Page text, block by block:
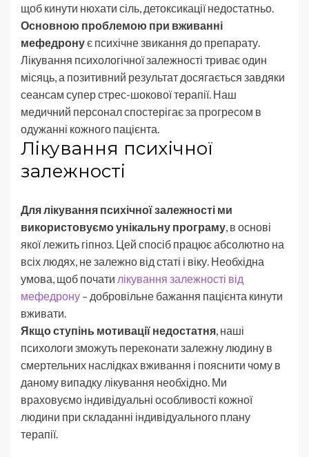
щоб кинути нюхати сіль, детоксикації недостатньо.
Основною проблемою при вживанні
мефедронує психічне звикання до препарату.
Лікування психологічної залежності триває один
місяць, а позитивний результат досягається завдяки
сеансам супер стрес-шокової терапії. Наш
медичний персонал спостерігає за прогресом в
одужанні кожного пацієнта.
Лікування психічної
залежності
Для лікування психічної залежності ми
використовуємо унікальну програму, в основі
якої лежить гіпноз. Цей спосіб працює абсолютно на
всіх людях, не залежно від статі і віку. Необхідна
умова, щоб почати лікування залежності від
мефедрону – добровільне бажання пацієнта кинути
вживати.
Якщо ступінь мотивації недостатня, наші
психологи зможуть переконати залежну людину в
смертельних наслідках вживання і пояснити чому в
даному випадку лікування необхідно. Ми
враховуємо індивідуальні особливості кожної
людини при складанні індивідуального плану
терапії.